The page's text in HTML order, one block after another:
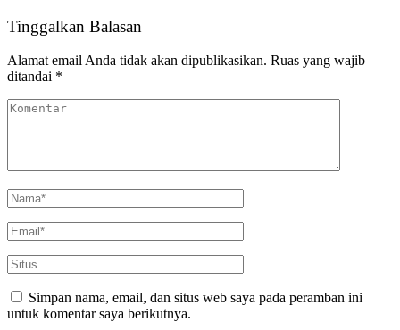
Tinggalkan Balasan
Alamat email Anda tidak akan dipublikasikan. Ruas yang wajib
ditandai *
Simpan nama, email, dan situs web saya pada peramban ini
untuk komentar saya berikutnya.